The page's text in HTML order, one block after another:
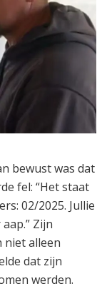
bewust was dat
fel: “Het staat
02/2025. Jullie
Zijn
niet alleen
dat zijn
werden.